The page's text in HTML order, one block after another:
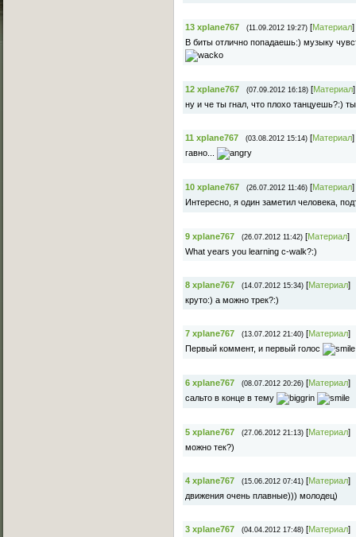
13 xplane767 (11.09.2012 19:27) [Материал]
В биты отлично попадаешь:) музыку
12 xplane767 (07.09.2012 16:18) [Материал]
ну и че ты гнал, что плохо танцуешь?:)
11 xplane767 (03.08.2012 15:14) [Материал]
гавно...
10 xplane767 (26.07.2012 11:46) [Материал]
Интересно, я один заметил человека,
9 xplane767 (26.07.2012 11:42) [Материал]
What years you learning c-walk?:)
8 xplane767 (14.07.2012 15:34) [Материал]
круто:) а можно трек?:)
7 xplane767 (13.07.2012 21:40) [Материал]
Первый коммент, и первый голос
6 xplane767 (08.07.2012 20:26) [Материал]
сальто в конце в тему
5 xplane767 (27.06.2012 21:13) [Материал]
можно тек?)
4 xplane767 (15.06.2012 07:41) [Материал]
движения очень плавные))) молодец)
3 xplane767 (04.04.2012 17:48) [Материал]